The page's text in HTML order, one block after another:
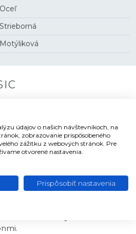
Oceľ
Strieborná
Motýliková
modelov značky. Ale
modelovej rady skôr
hodiniek v kolekcii. Väčšina z
Niekedy, ako napríklad v
obsahuje ako hodinky s
strojčekmi a variácie
športovejších chronografov aj
údajov o našich návštevníkoch, na
zobrazovanie prispôsobeného
zážitku z webových stránok. Pre
otvorené nastavenia.
Prispôsobiť nastavenia